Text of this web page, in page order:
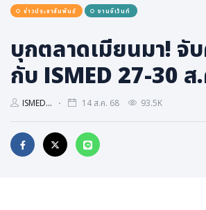
ธุรกิจ, สังคม
การเกษตร
พลังงาน, สิ่งแวดล้อม
ยานยนต์
ขนส่ง
การงาน, อาชีพ
ข่าวประชาสัมพันธ์ งานอีเว้นท์
บุกตลาดเมียนมา! จั
กับ ISMED 27-30 ส
ISMED... 14 ส.ค. 68 93.5K